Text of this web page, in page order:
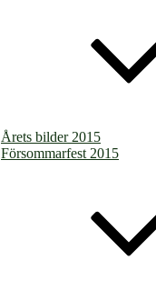
Årets bilder 2015
Försommarfest 2015